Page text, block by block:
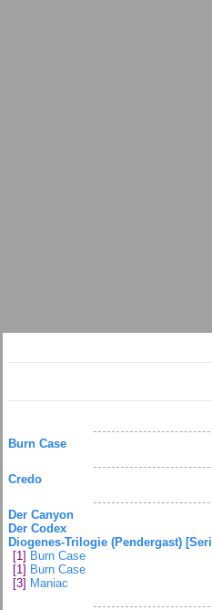
Burn Case
Credo
Der Canyon
Der Codex
Diogenes-Trilogie (Pendergast)
[1] Burn Case
[1] Burn Case
[3] Maniac